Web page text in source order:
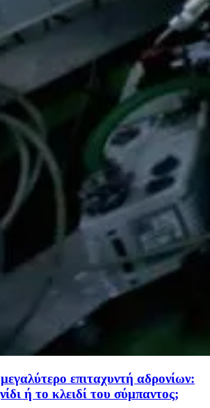
επιταχυντή αδρονίων:
ή το κλειδί του σύμπαντος;